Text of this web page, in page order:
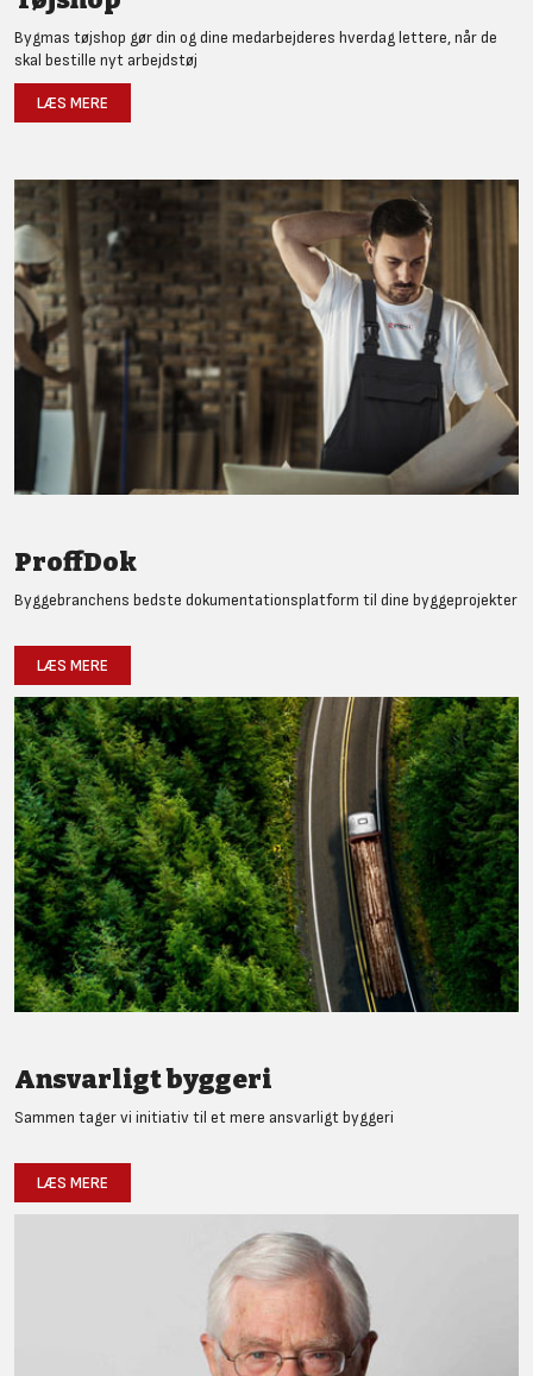
Bygmas tøjshop gør din og dine medarbejderes hverdag lettere, når de
skal bestille nyt arbejdstøj
LÆS MERE
ProffDok
Byggebranchens bedste dokumentationsplatform til dine byggeprojekter
LÆS MERE
Ansvarligt byggeri
Sammen tager vi initiativ til et mere ansvarligt byggeri
LÆS MERE